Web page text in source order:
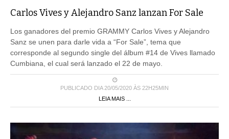
Los ganadores del premio GRAMMY Carlos Vives y Alejandro
Sanz se unen para darle vida a “For Sale”, tema que
corresponde al segundo single del álbum #14 de Vives llamado
Cumbiana, el cual será lanzado el 22 de mayo.
PUBLICADO DIA 20/05/2020 ÀS 22H25MIN
LEIA MAIS ...